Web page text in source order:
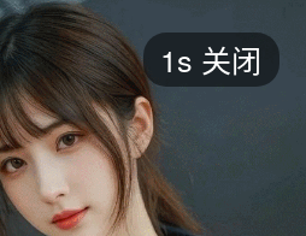
短剧
评分
甜宠 逆袭 玄幻
2024 2023 2022
1s 关闭